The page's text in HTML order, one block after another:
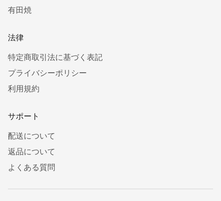
有田焼
法律
特定商取引法に基づく表記
プライバシーポリシー
利用規約
サポート
配送について
返品について
よくある質問